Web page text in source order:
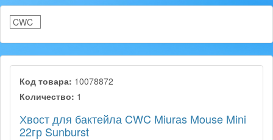
CWC
Код товара: 10078872
Количество: 1
Хвост для бактейла CWC Miuras Mouse Mini
22гр Sunburst